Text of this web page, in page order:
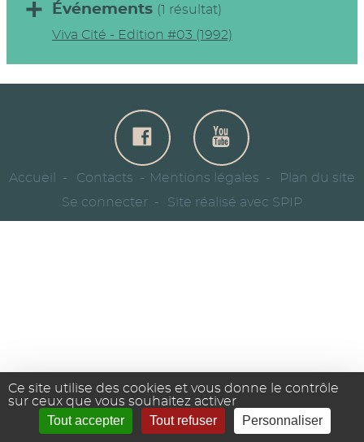
Ce site utilise des cookies et vous donne le contrôle
sur ceux que vous souhaitez activer
Tout accepter Tout refuser Personnaliser
Événements (1 résultat)
Viva Cité - Edition #03 (1992)
Accueil Contacts Mentions légales
Plan du site
Se connecter
Site réalisé avec SPIP